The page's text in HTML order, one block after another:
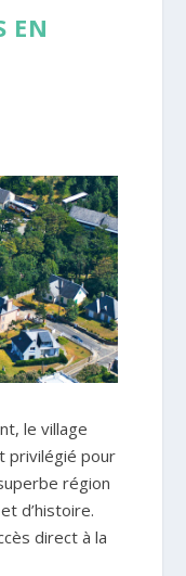
EN
le village
privilégié pour
région
d’histoire.
direct à la